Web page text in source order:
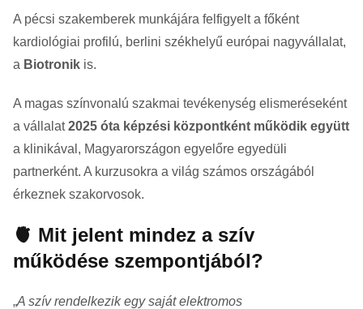
A pécsi szakemberek munkájára felfigyelt a főként
kardiológiai profilú, berlini székhelyű európai nagyvállalat,
a Biotronik is.
A magas színvonalú szakmai tevékenység elismeréseként
a vállalat2025 óta képzési központként működik együtt
a klinikával, Magyarországon egyelőre egyedüli
partnerként. A kurzusokra a világ számos országából
érkeznek szakorvosok.
🫀 Mit jelent mindez a szív
működése szempontjából?
„A szív rendelkezik egy saját elektromos